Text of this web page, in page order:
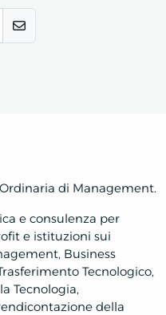
di Management.
e consulenza per
e istituzioni sui
Business
Tecnologico,
Tecnologia,
della